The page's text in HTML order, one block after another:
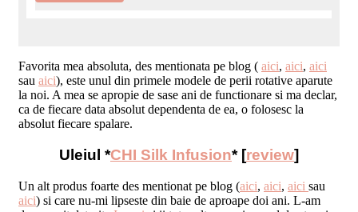
Favorita mea absoluta, des mentionata pe blog ( aici, aici, aici
sau aici), este unul din primele modele de perii rotative aparute
la noi. A mea se apropie de sase ani de functionare si ma declar,
ca de fiecare data absolut dependenta de ea, o folosesc la
absolut fiecare spalare.
Uleiul *CHI Silk Infusion* [review]
Un alt produs foarte des mentionat pe blog (aici, aici, aici sau
aici) si care nu-mi lipseste din baie de aproape doi ani. L-am